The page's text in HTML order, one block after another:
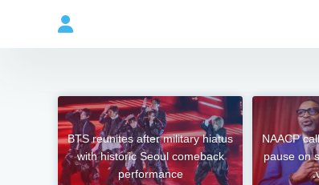
NAACP
pause on
BTS reunites after military hiatus
with historic Seoul comeback
performance